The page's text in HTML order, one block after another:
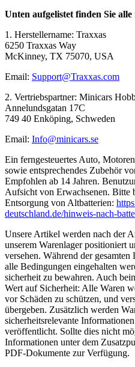
Unten aufgelistet finden Sie
1. Herstellername: Traxxas
6250 Traxxas Way
McKinney, TX 75070, USA
Email: Support@Traxxas.com
2. Vertriebspartner: Minicars
Annelundsgatan 17C
749 40 Enköping, Schweden
Email: Info@minicars.se
Ein ferngesteuertes Auto,
sowie entsprechendes Zubehör
Empfohlen ab 14 Jahren.
Aufsicht von Erwachsenen. Bitte
Entsorgung von Altbatterien:
deutschland.de/hinweis-nach-
Unsere Artikel werden nach der
unserem Warenlager positioniert
versehen. Während der
alle Bedingungen eingehalten
sicherheit zu bewahren. Auch
Wert auf Sicherheit: Alle Waren
vor Schäden zu schützen, und
übergeben. Zusätzlich werden
sicherheitsrelevante
veröffentlicht. Sollte dies nicht
Informationen unter dem
PDF-Dokumente zur Verfügung.